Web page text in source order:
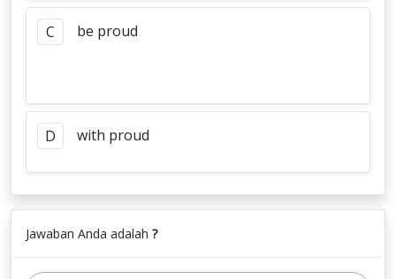
C be proud
D with proud
Jawaban Anda adalah ?